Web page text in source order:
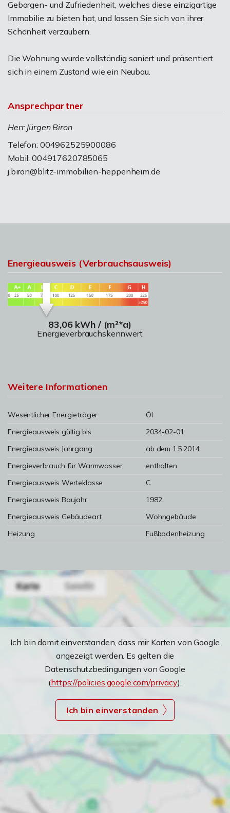
Geborgen- und Zufriedenheit, welches diese einzigartige
Immobilie zu bieten hat, und lassen Sie sich von ihrer
Schönheit verzaubern.
Die Wohnung wurde vollständig saniert und präsentiert
sich in einem Zustand wie ein Neubau.
Ansprechpartner
Herr Jürgen Biron
Telefon: 004962525900086
Mobil: 004917620785065
j.biron@blitz-immobilien-heppenheim.de
Energieausweis (Verbrauchsausweis)
83,06 kWh / (m²*a)
Energieverbrauchskennwert
Weitere Informationen
Wesentlicher Energieträger
Öl
Energieausweis gültig bis
2034-02-01
Energieausweis Jahrgang
ab dem 1.5.2014
Energieverbrauch für Warmwasser
enthalten
Energieausweis Werteklasse
C
Energieausweis Baujahr
1982
Energieausweis Gebäudeart
Wohngebäude
Heizung
Fußbodenheizung
Ich bin damit einverstanden, dass mir Karten von Google
angezeigt werden. Es gelten die
Datenschutzbedingungen von Google
(https://policies.google.com/privacy).
Ich bin einverstanden